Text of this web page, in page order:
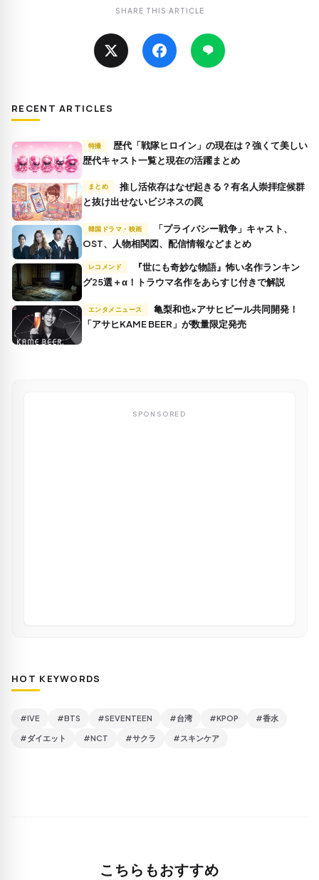
SHARE THIS ARTICLE
RECENT ARTICLES
特撮
歴代キャスト一覧と現在の活躍まとめ
まとめ
推し活依存はなぜ起きる？有名人崇拝症候群
と抜け出せないビジネスの罠
韓国ドラマ・映画
OST、人物相関図、配信情報などまとめ
レコメンド
グ25選＋α！トラウマ名作をあらすじ付きで解説
エンタメニュース
「アサヒKAME BEER」が数量限定発売
SPONSORED
HOT KEYWORDS
#IVE #BTS #SEVENTEEN #台湾 #KPOP #香水
#ダイエット #NCT #サクラ #スキンケア
こちらもおすすめ